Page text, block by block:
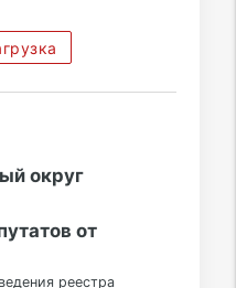
округ
от
реестра